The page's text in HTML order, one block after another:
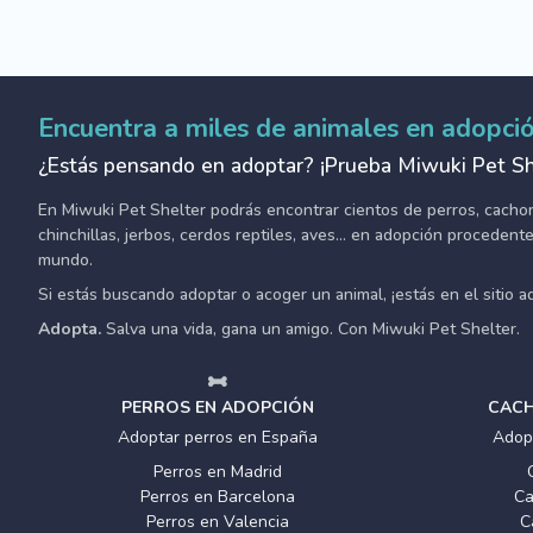
Encuentra a miles de animales en
¿Estás pensando en adoptar? ¡Prueba Miwuki Pet
En Miwuki Pet Shelter podrás encontrar cientos de perros,
chinchillas, jerbos, cerdos reptiles, aves... en adopción
mundo.
Si estás buscando adoptar o acoger un animal, ¡estás en el sitio
Adopta. Salva una vida, gana un amigo. Con Miwuki Pet Shelter.
PERROS EN ADOPCIÓN
Adoptar perros en España
Perros en Madrid
Perros en Barcelona
Perros en Valencia